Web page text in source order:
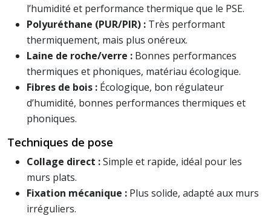
l’humidité et performance thermique que le PSE.
Polyuréthane (PUR/PIR) : Très performant
thermiquement, mais plus onéreux.
Laine de roche/verre : Bonnes performances
thermiques et phoniques, matériau écologique.
Fibres de bois : Écologique, bon régulateur
d’humidité, bonnes performances thermiques et
phoniques.
Techniques de pose
Collage direct :Simple et rapide, idéal pour les
murs plats.
Fixation mécanique : Plus solide, adapté aux murs
irréguliers.